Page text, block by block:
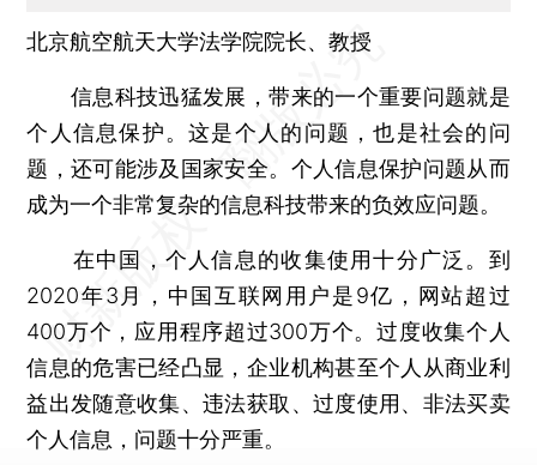
北京航空航天大学法学院院长、教授
信息科技迅猛发展，带来的一个重要问题就是
个人信息保护。这是个人的问题，也是社会的问
题，还可能涉及国家安全。个人信息保护问题从而
成为一个非常复杂的信息科技带来的负效应问题。
在中国，个人信息的收集使用十分广泛。到
2020年3月，中国互联网用户是9亿，网站超过
400万个，应用程序超过300万个。过度收集个人
信息的危害已经凸显，企业机构甚至个人从商业利
益出发随意收集、违法获取、过度使用、非法买卖
个人信息，问题十分严重。